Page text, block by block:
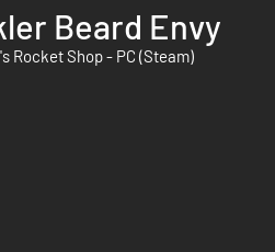
Beard Envy
Rocket Shop - PC (Steam)